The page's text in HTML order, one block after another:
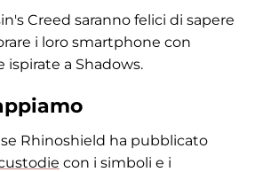
Creed saranno felici di sapere
i loro smartphone con
ispirate a Shadows.
Rhinoshield ha pubblicato
con i simboli e i